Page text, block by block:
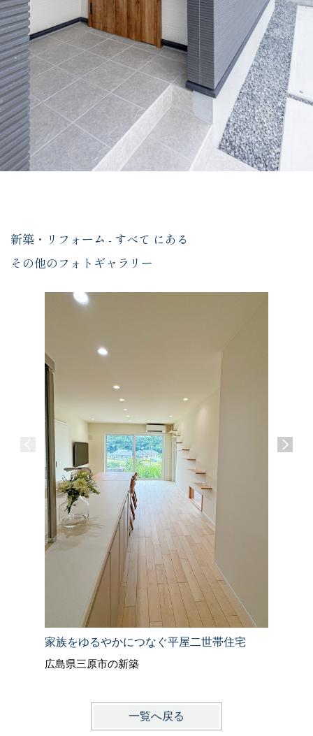
新築・リフォーム - すべて にある
その他のフォトギャラリー
家族をゆるやかにつなぐ平屋二世帯住宅
広島県三原市の新築
一覧へ戻る